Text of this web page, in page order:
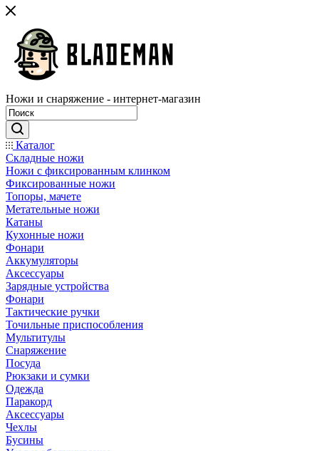
Ножи и снаряжение - интернет-магазин
Каталог
Складные ножи
Ножи с фиксированным клинком
Фиксированные ножи
Топоры, мачете
Метательные ножи
Катаны
Кухонные ножи
Фонари
Аккумуляторы
Аксессуары
Зарядные устройства
Фонари
Тактические ручки
Точильные приспособления
Мультитулы
Снаряжение
Посуда
Рюкзаки и сумки
Одежда
Паракорд
Аксессуары
Чехлы
Бусины